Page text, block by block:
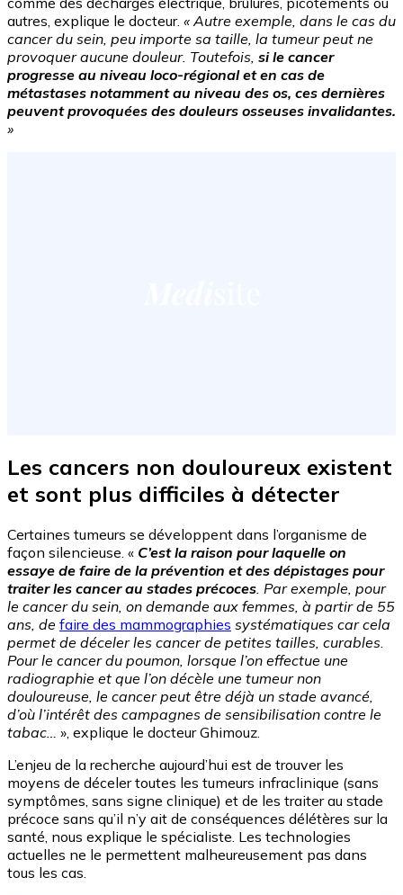
autres, explique le docteur. « Autre exemple, dans le cas du
cancer du sein, peu importe sa taille, la tumeur peut ne
provoquer aucune douleur. Toutefois, si le cancer
progresse au niveau loco-régional et en cas de
métastases notamment au niveau des os, ces dernières
peuvent provoquées des douleurs osseuses invalidantes.
»
Les cancers non douloureux existent
et sont plus difficiles à détecter
Certaines tumeurs se développent dans l’organisme de
façon silencieuse. « C’est la raison pour laquelle on
essaye de faire de la prévention et des dépistages pour
traiter les cancer au stades précoces . Par exemple, pour
le cancer du sein, on demande aux femmes, à partir de 55
ans, de faire des mammographies systématiques car cela
permet de déceler les cancer de petites tailles, curables
Pour le cancer du poumon, lorsque l’on effectue une
radiographie et que l’on décèle une tumeur non
douloureuse, le cancer peut être déjà un stade avancé,
d’où l’intérêt des campagnes de sensibilisation contre le
tabac…
», explique le docteur Ghimouz.
L’enjeu de la recherche aujourd’hui est de trouver les
moyens de déceler toutes les tumeurs infraclinique (sans
symptômes, sans signe clinique) et de les traiter au stade
précoce sans qu’il n’y ait de conséquences délétères sur la
santé, nous explique le spécialiste. Les technologies
actuelles ne le permettent malheureusement pas dans
tous les cas.